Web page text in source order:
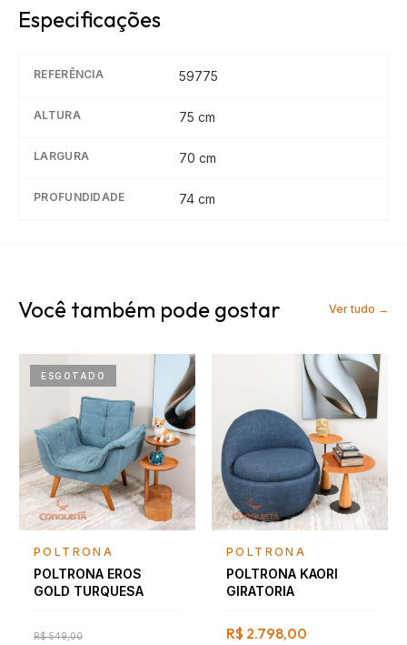
Especificações
REFERÊNCIA 59775
ALTURA 75 cm
LARGURA 70 cm
PROFUNDIDADE 74 cm
Você também pode gostar Ver tudo →
ESGOTADO
Falar com consultor
POLTRONA
POLTRONA EROS
GOLD TURQUESA
R$ 549,00
Falar com consultor
POLTRONA
POLTRONA KAORI
GIRATORIA
R$ 2.798,00